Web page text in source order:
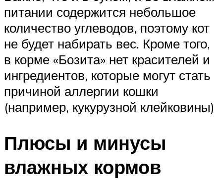
питании содержится небольшое
количество углеводов, поэтому кот
не будет набирать вес. Кроме того,
в корме «Бозита» нет красителей и
ингредиентов, которые могут стать
причиной аллергии кошки
(например, кукурузной клейковины)
Плюсы и минусы
влажных кормов